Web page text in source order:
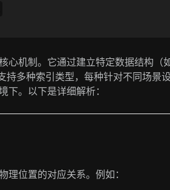
心机制。它通过建立特定数据结构（
持多种索引类型，每种针对不同场景
。以下是详细解析：
理位置的对应关系。例如：